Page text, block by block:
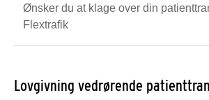
Ønsker du at klage over din
Flextrafik
Lovgivning vedrørende